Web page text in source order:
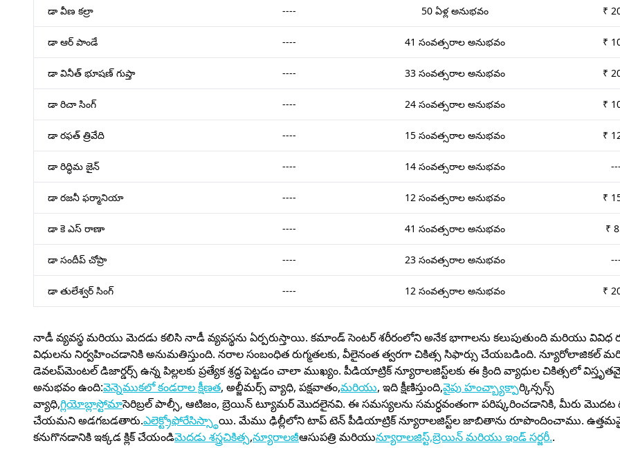
డా వీణ కల్రా ---- 50 ఏళ్ల అనుభవం ₹
డా ఆర్ పాండే ---- 41 సంవత్సరాల అనుభవం ₹
డా వినీత్ భూషణ్ గుప్తా ---- 33 సంవత్సరాల అనుభవం ₹
డా రిచా సింగ్ ---- 24 సంవత్సరాల అనుభవం ₹
డా రఫత్ త్రివేది ---- 15 సంవత్సరాల అనుభవం ₹
డా రిద్ధిమ జైన్ ---- 14 సంవత్సరాల అనుభవం
డా రజనీ ఫర్మానియా ---- 12 సంవత్సరాల అనుభవం ₹
డా కె ఎస్ రాణా ---- 41 సంవత్సరాల అనుభవం ₹
డా సందీప్ చోప్రా ---- 23 సంవత్సరాల అనుభవం
డా తులేశ్వర్ సింగ్ ---- 12 సంవత్సరాల అనుభవం ₹
నాడీ వ్యవస్థ మరియు మెదడు కలిసి నాడీ వ్యవస్థను ఏర్పరుస్తాయి. కమాండ్ సెంటర్ శరీరంలోని అనేక భాగాలను కలుపుతుంది మరియు వివిధ
విధులను నిర్వహించడానికి అనుమతిస్తుంది. నరాల సంబంధిత రుగ్మతలకు, వీలైనంత త్వరగా చికిత్స సిఫార్సు చేయబడింది. న్యూరోలాజికల్
డెవలప్‌మెంటల్ డిజార్డర్స్ ఉన్న పిల్లలకు ప్రత్యేక శ్రద్ధ పెట్టడం చాలా ముఖ్యం. పీడియాట్రిక్ న్యూరాలజిస్ట్‌లకు ఈ క్రింది వ్యాధుల చికిత్సలో
అనుభవం ఉంది:వెన్నెముకలో కండరాల క్షీణత, అల్జీమర్స్ వ్యాధి, పక్షవాతం,మరియు, ఇది క్షీణిస్తుంది,వైపు హంచ్బ్యాక్పార్కిన్సన్స్
వ్యాధి,గ్లియోబ్లాస్టోమాసెరిబ్రల్ పాల్సీ, ఆటిజం, బ్రెయిన్ ట్యూమర్ మొదలైనవి. ఈ సమస్యలను సమర్ధవంతంగా పరిష్కరించడానికి, మీరు మొదట
చేయమని అడగబడతారు.ఎలెక్ట్రోఫోరేసిస్ స్థాయి. మేము ఢిల్లీలోని టాప్ టెన్ పీడియాట్రిక్ న్యూరాలజిస్ట్‌ల జాబితాను రూపొందించాము.
కనుగొనడానికి ఇక్కడ క్లిక్ చేయండిమెదడు శస్త్రచికిత్స,న్యూరాలజీఆసుపత్రి మరియున్యూరాలజిస్ట్,బ్రెయిన్ మరియు ఇండ్ సర్జరీ..